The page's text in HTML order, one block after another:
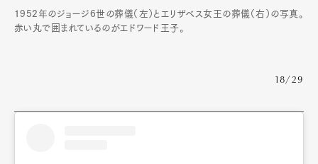
1952年のジョージ6世の葬儀（左）とエリザベス女王の葬儀（右）の写真。
赤い丸で囲まれているのがエドワード王子。
18/29